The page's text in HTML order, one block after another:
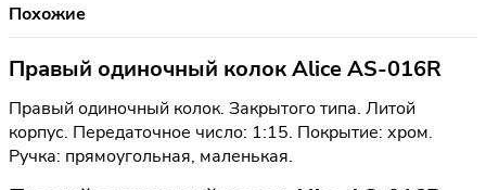
Похожие
Правый одиночный колок Alice AS-016R
Правый одиночный колок. Закрытого типа. Литой
корпус. Передаточное число: 1:15. Покрытие: хром.
Ручка: прямоугольная, маленькая.